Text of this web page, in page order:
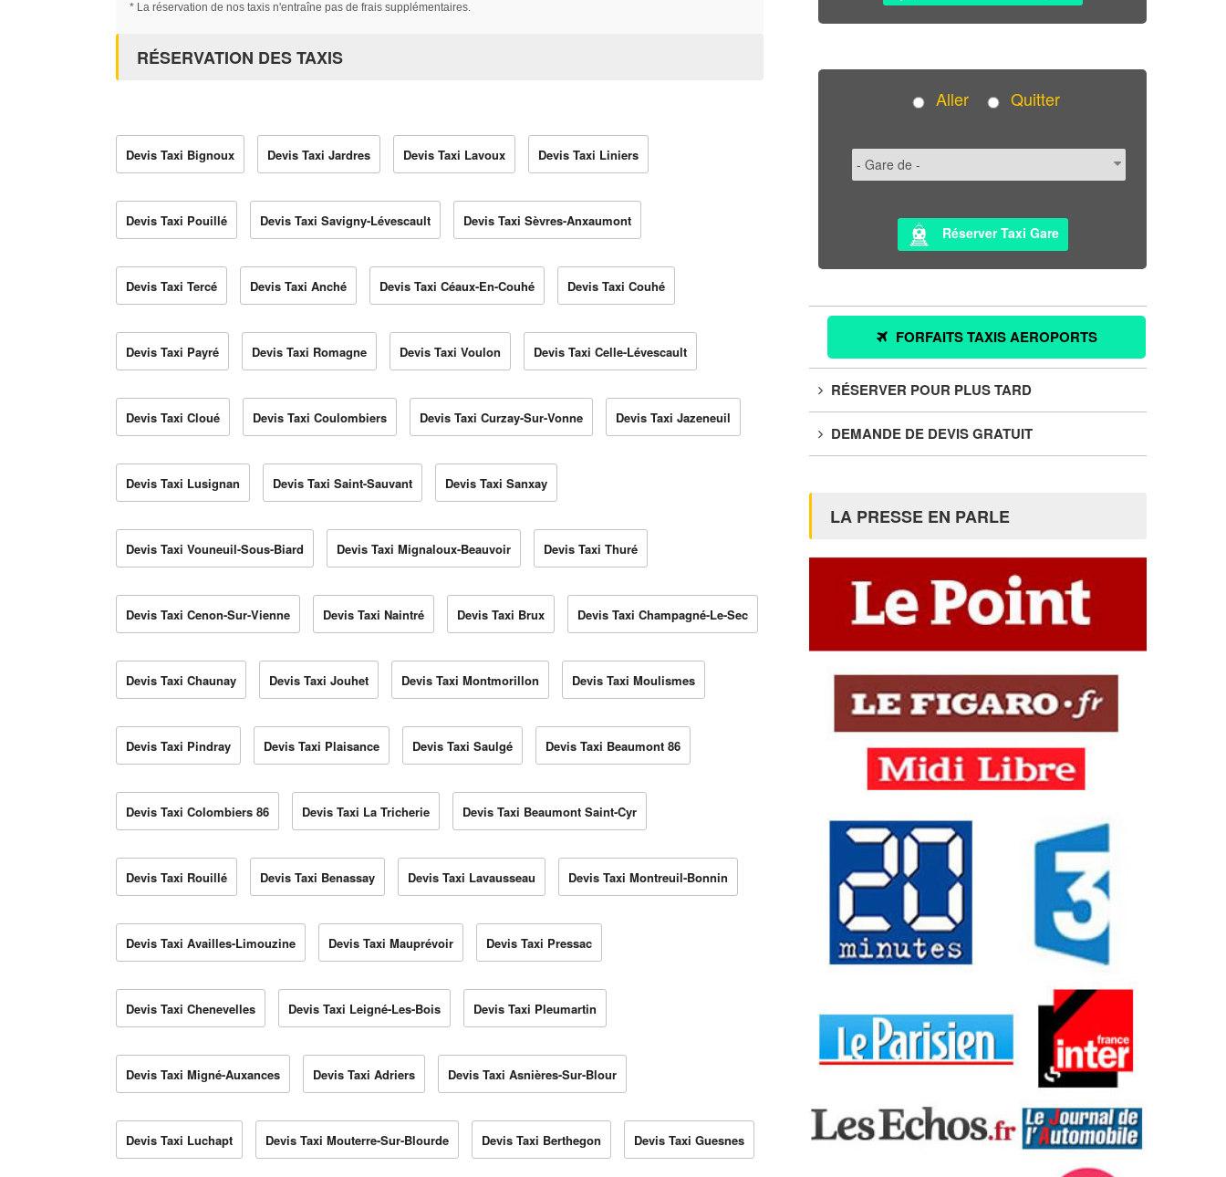
* La réservation de nos taxis n'entraîne pas de frais supplémentaires.
RÉSERVATION DES TAXIS
Devis Taxi Bignoux Devis Taxi Jardres Devis Taxi Lavoux Devis Taxi Liniers
Devis Taxi Pouillé Devis Taxi Savigny-Lévescault Devis Taxi Sèvres-Anxaumont
Devis Taxi Tercé Devis Taxi Anché Devis Taxi Céaux-En-Couhé Devis Taxi Couhé
Devis Taxi Payré Devis Taxi Romagne Devis Taxi Voulon Devis Taxi Celle-Lévescault
Devis Taxi Cloué Devis Taxi Coulombiers Devis Taxi Curzay-Sur-Vonne Devis Taxi Jazeneuil
Devis Taxi Lusignan Devis Taxi Saint-Sauvant Devis Taxi Sanxay
Devis Taxi Vouneuil-Sous-Biard Devis Taxi Mignaloux-Beauvoir Devis Taxi Thuré
Devis Taxi Cenon-Sur-Vienne Devis Taxi Naintré Devis Taxi Brux Devis Taxi Champagné-Le-Sec
Devis Taxi Chaunay Devis Taxi Jouhet Devis Taxi Montmorillon Devis Taxi Moulismes
Devis Taxi Pindray Devis Taxi Plaisance Devis Taxi Saulgé Devis Taxi Beaumont 86
Devis Taxi Colombiers 86 Devis Taxi La Tricherie Devis Taxi Beaumont Saint-Cyr
Devis Taxi Rouillé Devis Taxi Benassay Devis Taxi Lavausseau Devis Taxi Montreuil-Bonnin
Devis Taxi Availles-Limouzine Devis Taxi Mauprévoir Devis Taxi Pressac
Devis Taxi Chenevelles Devis Taxi Leigné-Les-Bois Devis Taxi Pleumartin
Devis Taxi Migné-Auxances Devis Taxi Adriers Devis Taxi Asnières-Sur-Blour
Devis Taxi Luchapt Devis Taxi Mouterre-Sur-Blourde Devis Taxi Berthegon Devis Taxi Guesnes
Aller Quitter
Réserver Taxi Gare
FORFAITS TAXIS AEROPORTS
RÉSERVER POUR PLUS TARD
DEMANDE DE DEVIS GRATUIT
LA PRESSE EN PARLE